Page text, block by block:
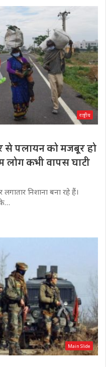
राष्ट्रीय
पलायन को मजबूर हो
लोग कभी वापस घाटी
निशाना बना रहे हैं।
के…
Main Slide